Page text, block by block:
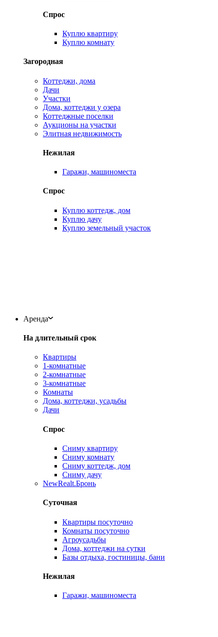
Спрос
Куплю квартиру
Куплю комнату
Загородная
Коттеджи, дома
Дачи
Участки
Дома, коттеджи у озера
Коттеджные поселки
Аукционы на участки
Элитная недвижимость
Нежилая
Гаражи, машиноместа
Спрос
Куплю коттедж, дом
Куплю дачу
Куплю земельный участок
Аренда
На длительный срок
Квартиры
1-комнатные
2-комнатные
3-комнатные
Комнаты
Дома, коттеджи, усадьбы
Дачи
Спрос
Сниму квартиру
Сниму комнату
Сниму коттедж, дом
Сниму дачу
NewRealt.Бронь
Суточная
Квартиры посуточно
Комнаты посуточно
Агроусадьбы
Дома, коттеджи на сутки
Базы отдыха, гостиницы, бани
Нежилая
Гаражи, машиноместа